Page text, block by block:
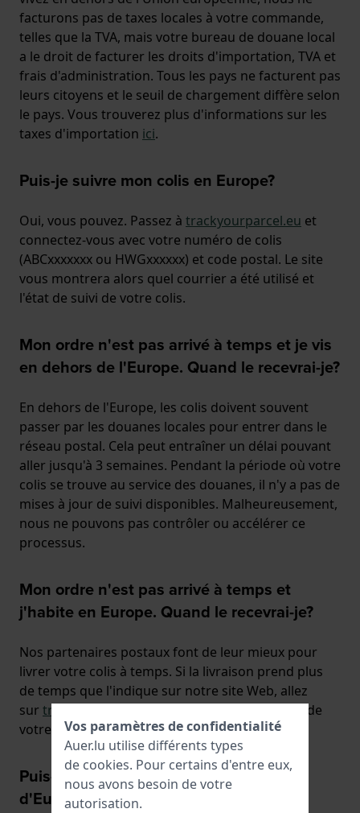
facturons pas de taxes locales à votre commande,
telles que la TVA, mais votre bureau de douane local
a le droit de facturer les droits d'importation, TVA et
frais d'administration. Tous les pays ne facturent pas
leurs citoyens et le seuil de chargement diffère selon
le pays. Vous trouverez plus d'informations sur les
taxes d'importation ici.
Puis-je suivre mon colis en Europe?
Oui, vous pouvez. Passez à trackyourparcel.eu et
connectez-vous avec votre numéro de colis
(ABCxxxxxxx ou HWGxxxxxx) et code postal. Le site
vous montrera alors quel courrier a été utilisé et
l'état de suivi de votre colis.
Mon ordre n'est pas arrivé à temps et je vis
en dehors de l'Europe. Quand le recevrai-je?
En dehors de l'Europe, les colis doivent souvent
passer par les douanes locales pour entrer dans le
réseau postal. Cela peut entraîner un délai pouvant
aller jusqu'à 3 semaines. Pendant la période où votre
colis se trouve au service des douanes, il n'y a pas de
mises à jour de suivi disponibles. Malheureusement,
nous ne pouvons pas contrôler ou accélérer ce
processus.
Mon ordre n'est pas arrivé à temps et
j'habite en Europe. Quand le recevrai-je?
Nos partenaires postaux font de leur mieux pour
livrer votre colis à temps. Si la livraison prend plus
de temps que l'indique sur notre site Web, allez
sur trackyourparcel.eu
pour voir la localisation de
votre parcelle.
Puis-je suivre mon colis en dehors
d'Europe?
Vos paramètres de confidentialité
Auer.lu utilise différents types
de cookies. Pour certains d'entre eux,
nous avons besoin de votre
autorisation.